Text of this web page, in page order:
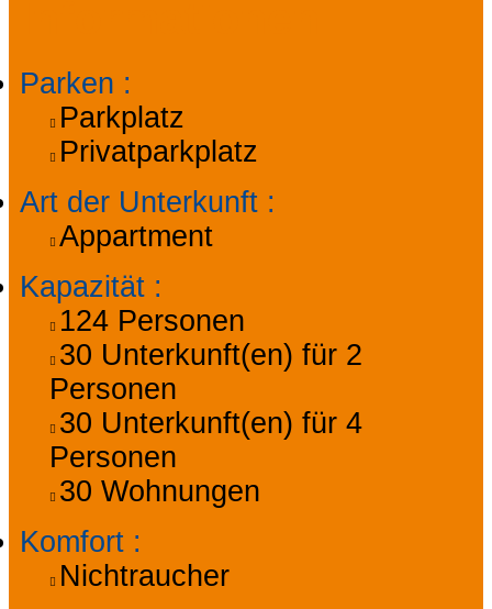
Parken :
Parkplatz
Privatparkplatz
Art der Unterkunft :
Appartment
Kapazität :
124 Personen
30 Unterkunft(en) für 2
Personen
30 Unterkunft(en) für 4
Personen
30 Wohnungen
Komfort :
Nichtraucher